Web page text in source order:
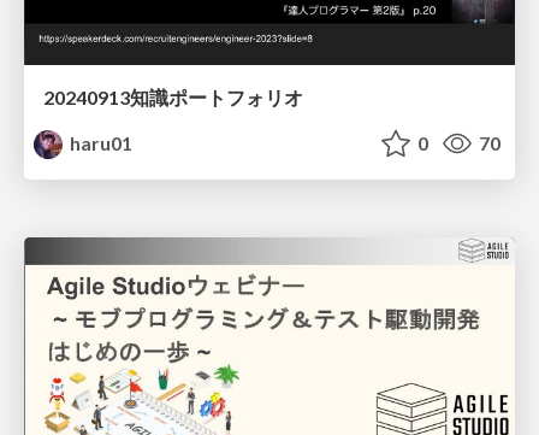
20240913知識ポートフォリオ
haru01
0 70